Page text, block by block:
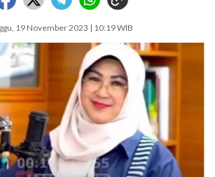
19 November 2023 | 10:19 WIB